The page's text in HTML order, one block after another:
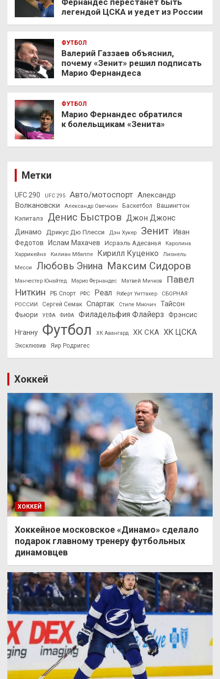
Фернандес перестанет быть
легендой ЦСКА и уедет из России
ФУТБОЛ
Валерий Газзаев объяснил,
почему «Зенит» решил подписать
Марио Фернандеса
ФУТБОЛ
Марио Фернандес обратился
к болельщикам «Зенита»
Метки
UFC 290 UFC 295 Авто/мотоспорт Александр
Волкановски
Александр Овечкин Баскетбол
Вашингтон
Кэпиталз
Денис Быстров Джон Джонс
Динамо Дрикус Дю Плесси Дэн Хукер Зенит
Иван
Федотов
Ислам Махачев Исраэль Адесанья
Каролина
Харрикейнз
Килиан Мбаппе Кирилл Куценко
Лионель
Месси
Любовь Энина Максим Сидоров
Манчестер Юнайтед Марио Фернандес Матвей Мичков
Павел
Ниткин
РБ Спорт РФС Реал Роберт Уиттакер
СБОРНАЯ
РОССИИ
Сергей Семак Спартак Стипе Миочич
Тайсон
Фьюри
УЕФА ФИФА Филадельфия Флайерз Фрэнсис
Нганну Футбол ХК Авангард ХК СКА ХК ЦСКА
Эксклюзив Яир Родригес
Хоккей
ХОККЕЙ
Хоккейное московское «Динамо» сделало
подарок главному тренеру футбольных
динамовцев